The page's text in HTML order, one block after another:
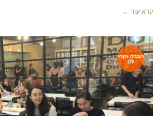
קרא עוד ←
חברה וקהי
לה